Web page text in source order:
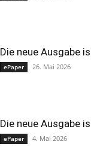
Die neue Ausgabe
ePaper 26. Mai 2026
Die neue Ausgabe
ePaper 4. Mai 2026